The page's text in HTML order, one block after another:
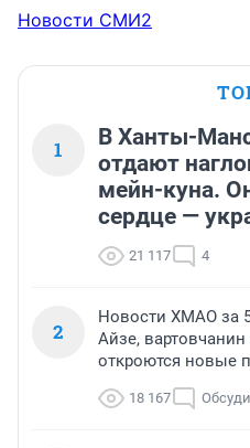
Новости СМИ2
1
В Ханты-
отдают
мейн-куна.
сердце —
21 117 4
2
Новости ХМАО за 5
Айзе,
откроются новые
18 167